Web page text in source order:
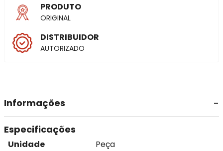
PRODUTO
ORIGINAL
DISTRIBUIDOR
AUTORIZADO
Informações
Especificações
Unidade
Peça